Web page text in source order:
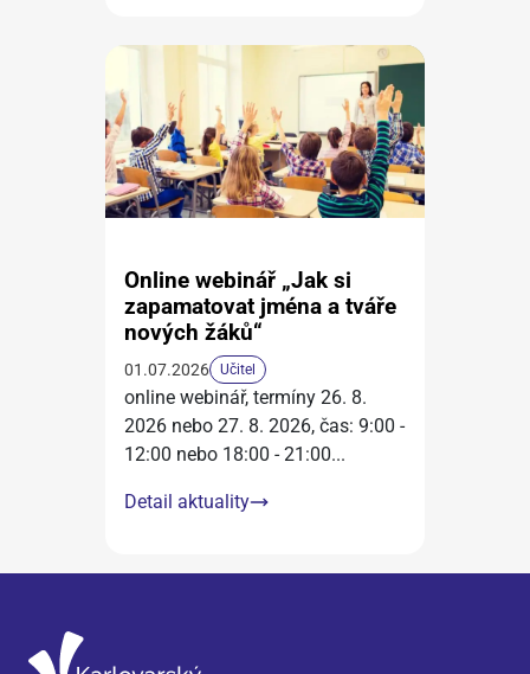
Online webinář „Jak si
zapamatovat jména a tváře
nových žáků“
01.07.2026 Učitel
online webinář, termíny 26. 8.
2026 nebo 27. 8. 2026, čas: 9:00 -
12:00 nebo 18:00 - 21:00...
Detail aktuality